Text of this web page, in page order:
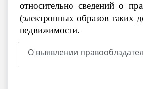
относительно сведений о
(электронных образов таких
недвижимости.
О выявлении